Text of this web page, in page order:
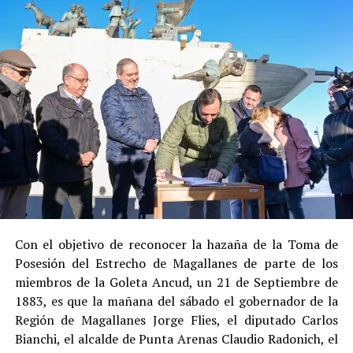
Social de Gendarmería.
Entre las razones que permitieron esta medida, según la
Justicia, se consideraron dosatenuantes:
Sucolaboración sustancial con la investigación,
al admitir los hechos.
Suconducta anterior irreprochable , al no
registrar antecedentes penales previos.
Estas circunstancias jurídicas, sumadas al
procedimiento abreviado, redujeron la posibilidad de un
cumplimiento efectivo en recinto penitenciario.
Indemnización a la víctima y nueva investigación
por ocultamiento de bienes
En el ámbito civil, elJuzgado de Letras de Castrodictó
enseptiembre de 2023una sentencia que obliga a
Con el objetivo de reconocer la hazaña de la Toma de
Posesión del Estrecho de Magallanes de parte de los
miembros de la Goleta Ancud, un 21 de Septiembre de
1883, es que la mañana del sábado el gobernador de la
Región de Magallanes Jorge Flies, el diputado Carlos
Bianchi, el alcalde de Punta Arenas Claudio Radonich, el